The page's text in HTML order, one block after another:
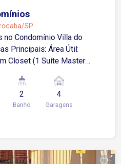
SP
no Condomínio Villa do
Closet (1 Suíte Master
Área de Serviço
e Piscina 4
Condomínio
Localização: Rua Amélia
2
Banho
4
Garagens